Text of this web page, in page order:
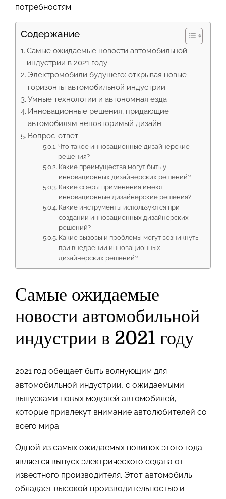
потребностям.
Содержание
Самые ожидаемые новости автомобильной
индустрии в 2021 году
Электромобили будущего: открывая новые
горизонты автомобильной индустрии
Умные технологии и автономная езда
Инновационные решения, придающие
автомобилям неповторимый дизайн
Вопрос-ответ:
Что такое инновационные дизайнерские
решения?
Какие преимущества могут быть у
инновационных дизайнерских решений?
Какие сферы применения имеют
инновационные дизайнерские решения?
Какие инструменты используются при
создании инновационных дизайнерских
решений?
Какие вызовы и проблемы могут возникнуть
при внедрении инновационных
дизайнерских решений?
Самые ожидаемые
новости автомобильной
индустрии в 2021 году
2021 год обещает быть волнующим для
автомобильной индустрии, с ожидаемыми
выпусками новых моделей автомобилей,
которые привлекут внимание автолюбителей со
всего мира.
Одной из самых ожидаемых новинок этого года
является выпуск электрического седана от
известного производителя. Этот автомобиль
обладает высокой производительностью и